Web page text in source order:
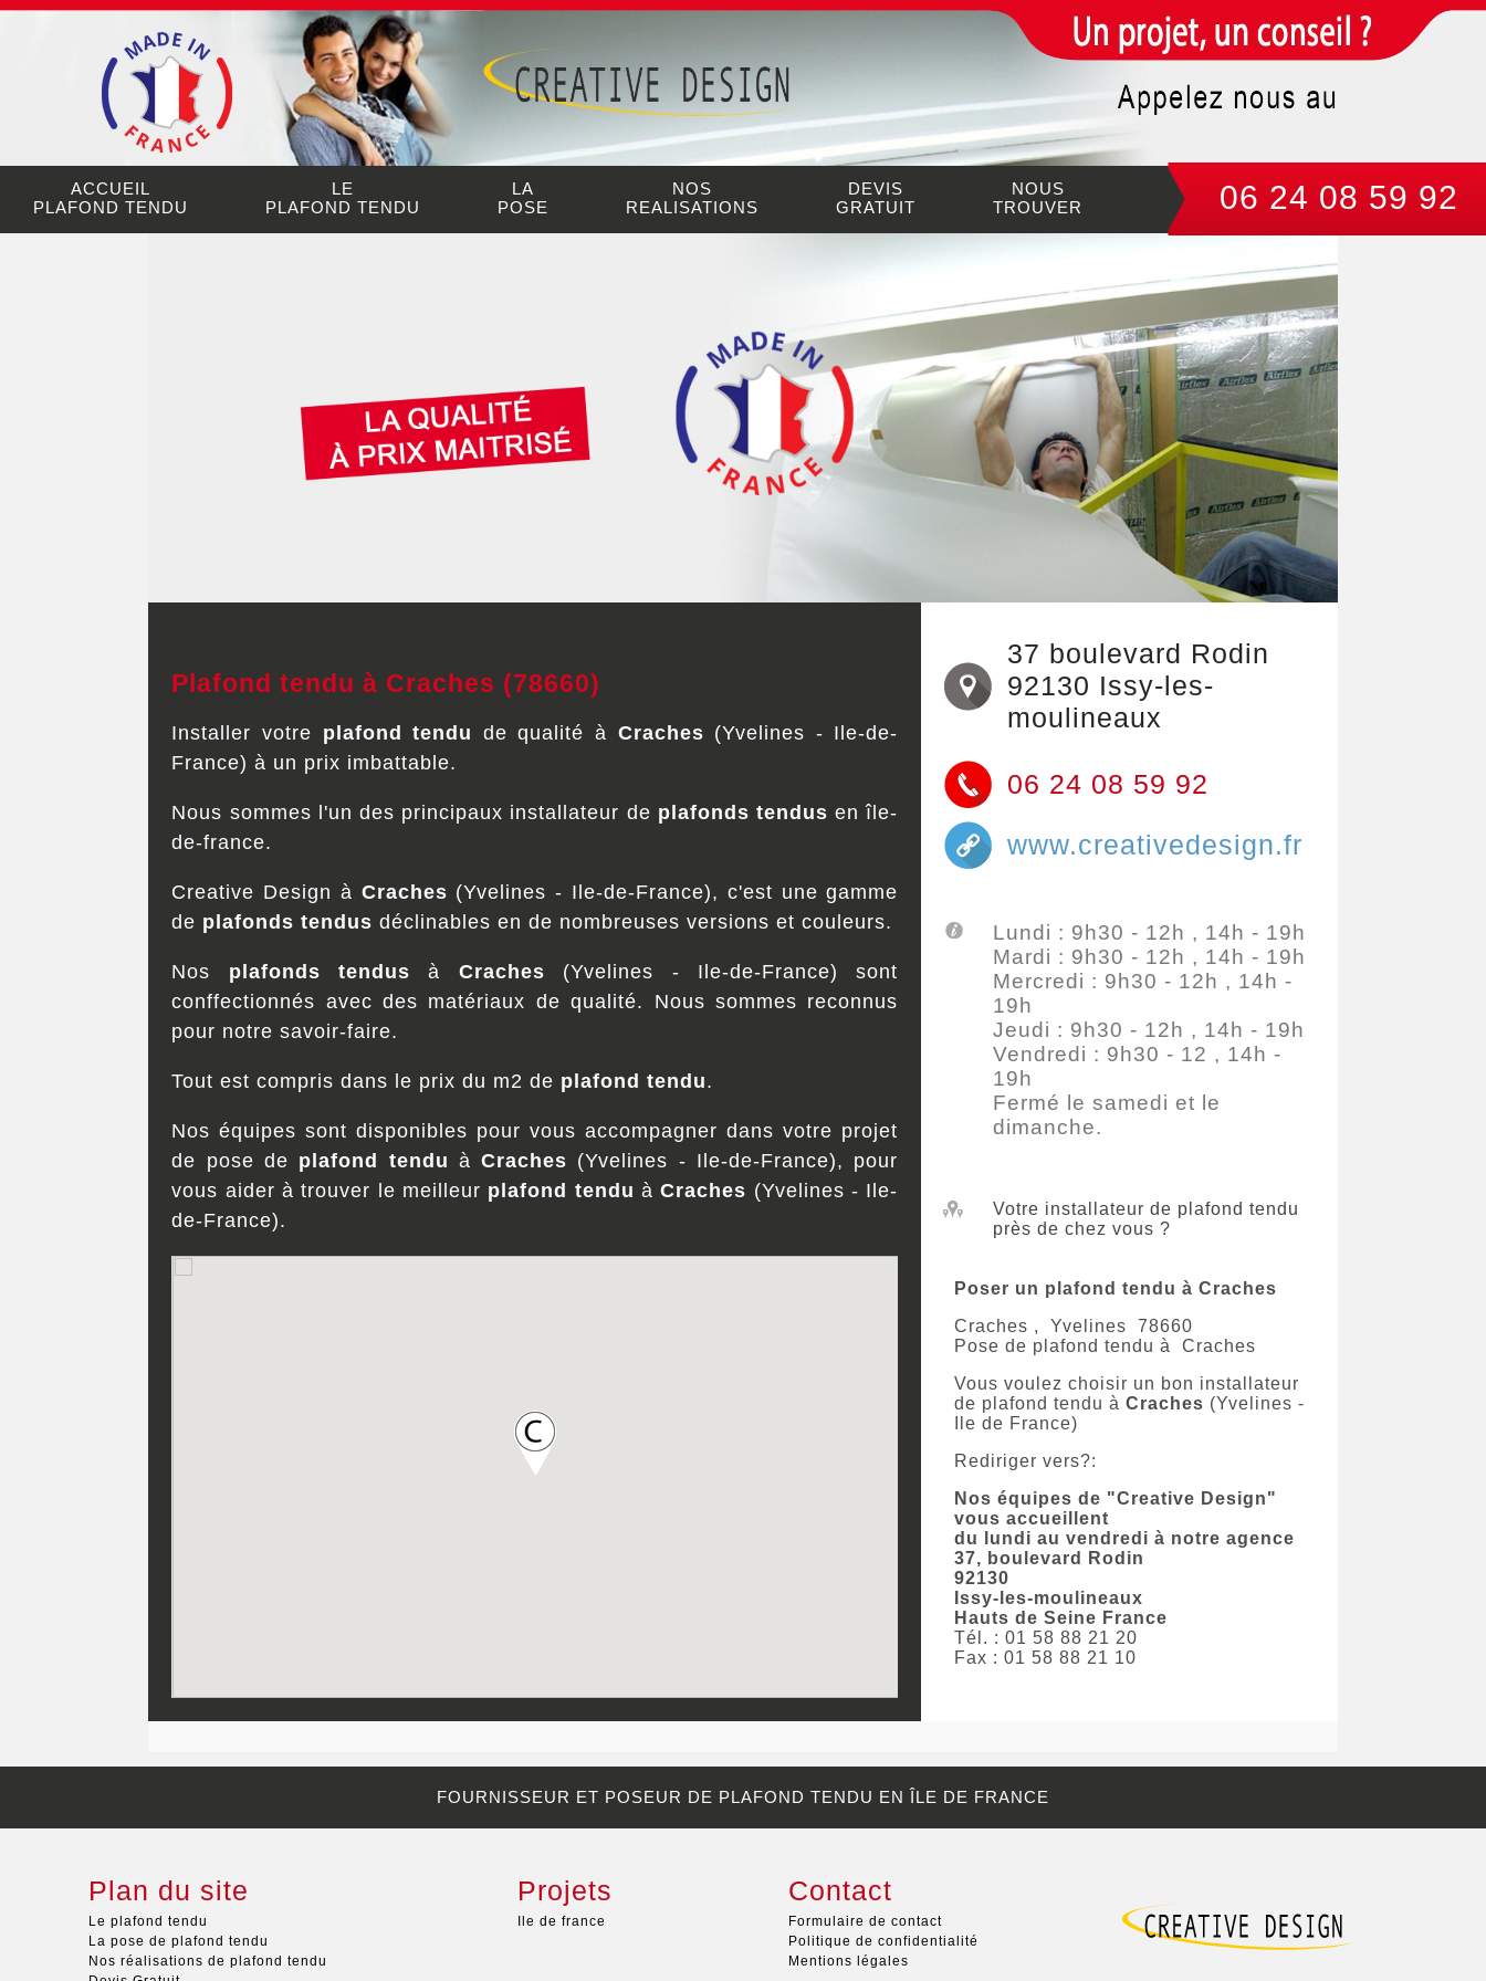
06 24 08 59 92
ACCUEIL
PLAFOND TENDU
LE
PLAFOND TENDU
LA
POSE
NOS
REALISATIONS
DEVIS
GRATUIT
NOUS
TROUVER
Plafond tendu à Craches (78660)
Installer votre plafond tendu de qualité à Craches (Yvelines - Ile-de-
France) à un prix imbattable.
Nous sommes l'un des principaux installateur de plafonds tendus en île-
de-france.
Creative Design à Craches (Yvelines - Ile-de-France), c'est une gamme
de plafonds tendus déclinables en de nombreuses versions et couleurs.
Nos plafonds tendus à Craches (Yvelines - Ile-de-France) sont
conffectionnés avec des matériaux de qualité. Nous sommes reconnus
pour notre savoir-faire.
Tout est compris dans le prix du m2 de plafond tendu.
Nos équipes sont disponibles pour vous accompagner dans votre projet
de pose de plafond tendu àCraches (Yvelines - Ile-de-France), pour
vous aider à trouver le meilleur plafond tendu àCraches (Yvelines - Ile-
de-France).
37 boulevard Rodin
92130 Issy-les-
moulineaux
06 24 08 59 92
www.creativedesign.fr
Lundi : 9h30 - 12h , 14h - 19h
Mardi : 9h30 - 12h , 14h - 19h
Mercredi : 9h30 - 12h , 14h -
19h
Jeudi : 9h30 - 12h , 14h - 19h
Vendredi : 9h30 - 12 , 14h -
19h
Fermé le samedi et le
dimanche.
Votre installateur de plafond tendu
près de chez vous ?
Poser un plafond tendu à Craches
Craches , Yvelines
78660
Pose de plafond tendu àCraches
Vous voulez choisir un bon installateur
de plafond tendu àCraches (Yvelines -
Ile de France)
Rediriger vers?:
Nos équipes de "Creative Design"
vous accueillent
du lundi au vendredi à notre agence
37, boulevard Rodin
92130
Issy-les-moulineaux
Hauts de Seine France
Tél. : 01 58 88 21 20
Fax : 01 58 88 21 10
FOURNISSEUR ET POSEUR DE PLAFOND TENDU EN ÎLE DE FRANCE
Plan du site
Le plafond tendu
La pose de plafond tendu
Nos réalisations de plafond tendu
Projets
Ile de france
Contact
Formulaire de contact
Politique de confidentialité
Mentions légales